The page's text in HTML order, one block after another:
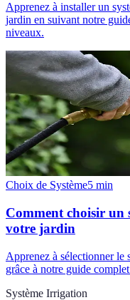
Apprenez à installer un
jardin en suivant notre
niveaux.
Choix de Système5 min
Comment choisir un
votre jardin
Apprenez à sélectionner le
grâce à notre guide
Système Irrigation